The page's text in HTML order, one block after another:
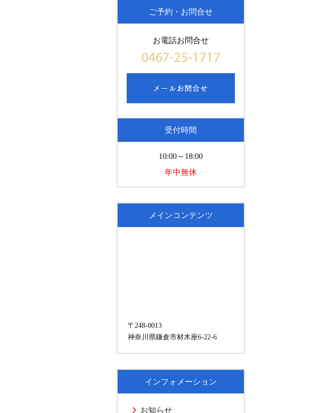
ご予約・お問合せ
お電話お問合せ
受付時間
10:00～18:00
年中無休
メインコンテンツ
〒248-0013
神奈川県鎌倉市材木座6-22-6
インフォメーション
お知らせ